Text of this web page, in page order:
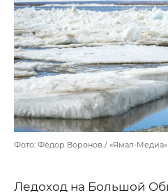
Фото: Фёдор Воронов / «Ямал-Медиа»
Ледоход на Большой